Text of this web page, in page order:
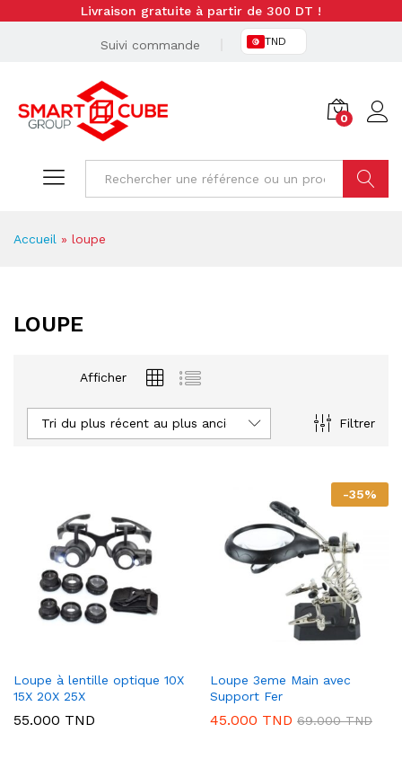
Livraison gratuite à partir de 300 DT !
Suivi commande TND
0
Accueil » loupe
LOUPE
Afficher
Filtrer
Tri du plus récent au plus ancien
Loupe à lentille optique 10X
15X 20X 25X
55.000 TND
-35%
Loupe 3eme Main avec
Support Fer
45.000 TND 69.000TND